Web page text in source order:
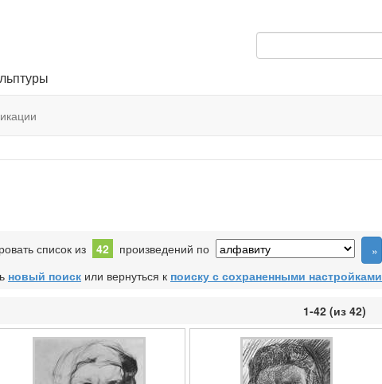
список из 42
произведений по
новый поиск или вернуться к поиску с сохраненными настройками
1-42 (из 42)